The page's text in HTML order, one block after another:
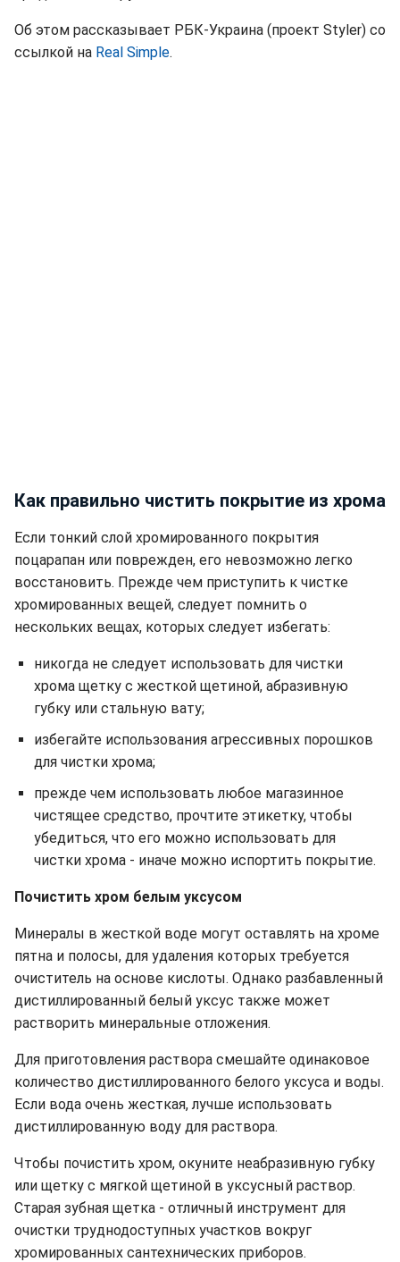
Об этом рассказывает РБК-Украина (проект Styler) со
ссылкой на Real Simple.
Как правильно чистить покрытие из хрома
Если тонкий слой хромированного покрытия
поцарапан или поврежден, его невозможно легко
восстановить. Прежде чем приступить к чистке
хромированных вещей, следует помнить о
нескольких вещах, которых следует избегать:
никогда не следует использовать для чистки
хрома щетку с жесткой щетиной, абразивную
губку или стальную вату;
избегайте использования агрессивных порошков
для чистки хрома;
прежде чем использовать любое магазинное
чистящее средство, прочтите этикетку, чтобы
убедиться, что его можно использовать для
чистки хрома - иначе можно испортить покрытие.
Почистить хром белым уксусом
Минералы в жесткой воде могут оставлять на хроме
пятна и полосы, для удаления которых требуется
очиститель на основе кислоты. Однако разбавленный
дистиллированный белый уксус также может
растворить минеральные отложения.
Для приготовления раствора смешайте одинаковое
количество дистиллированного белого уксуса и воды.
Если вода очень жесткая, лучше использовать
дистиллированную воду для раствора.
Чтобы почистить хром, окуните неабразивную губку
или щетку с мягкой щетиной в уксусный раствор.
Старая зубная щетка - отличный инструмент для
очистки труднодоступных участков вокруг
хромированных сантехнических приборов.